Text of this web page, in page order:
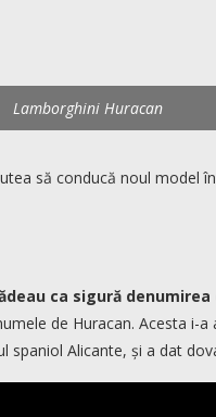
Lamborghini Huracan
să conducă noul model
ca sigură
de Huracan. Acesta i-
spaniol Alicante, și a dat